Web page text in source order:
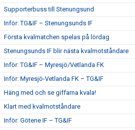
Supporterbuss till Stenungsund
Inför: TG&IF – Stenungsunds IF
Första kvalmatchen spelas på lördag
Stenungsunds IF blir nästa kvalmotståndare
Inför: TG&IF – Myresjö/Vetlanda FK
Inför: Myresjö-Vetlanda FK – TG&IF
Häng med och se giffarna kvala!
Klart med kvalmotståndare
Inför: Götene IF – TG&IF